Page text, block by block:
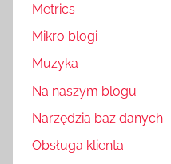
Metrics
Mikro blogi
Muzyka
Na naszym blogu
Narzędzia baz danych
Obsługa klienta